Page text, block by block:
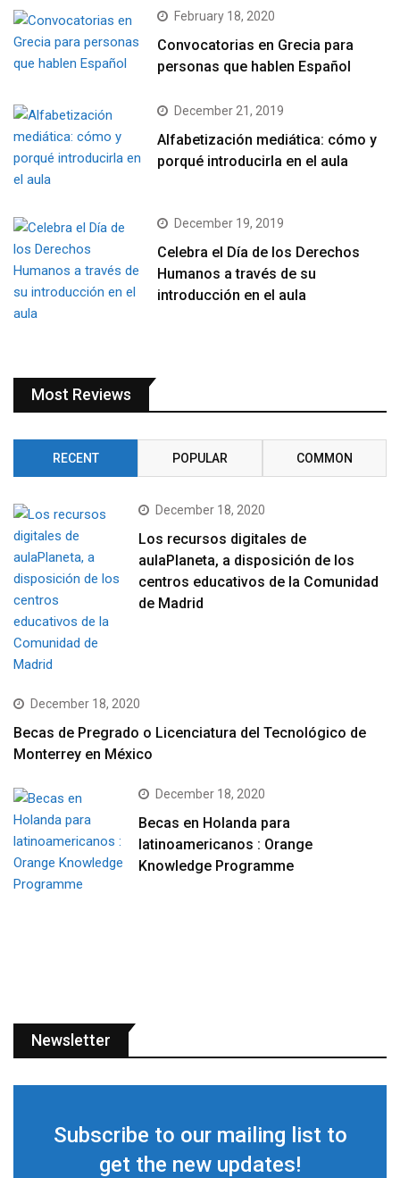
February 18, 2020
Convocatorias en Grecia para
personas que hablen Español
December 21, 2019
Alfabetización mediática: cómo y
porqué introducirla en el aula
December 19, 2019
Celebra el Día de los Derechos
Humanos a través de su
introducción en el aula
Most Reviews
RECENT POPULAR COMMON
December 18, 2020
Los recursos digitales de
aulaPlaneta, a disposición de los
centros educativos de la Comunidad
de Madrid
December 18, 2020
Becas de Pregrado o Licenciatura del Tecnológico de
Monterrey en México
December 18, 2020
Becas en Holanda para
latinoamericanos : Orange
Knowledge Programme
Newsletter
Subscribe to our mailing list to
get the new updates!